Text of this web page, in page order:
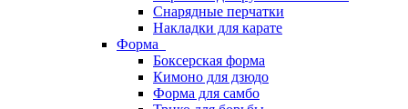
Снарядные перчатки
Накладки для карате
Форма
Боксерская форма
Кимоно для дзюдо
Форма для самбо